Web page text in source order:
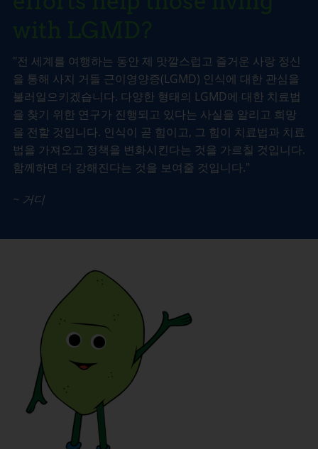
"전 세계를 여행하는 동안 제 맛깔스럽고 즐거운 사랑 정신
을 통해 사지 거들 근이영양증(LGMD) 인식에 대한 관심을
불러일으키겠습니다. 다양한 형태의 LGMD에 대한 치료법
을 찾기 위한 연구가 진행되고 있다는 사실을 알리고 희망
을 전할 것입니다. 인식이 곧 힘이고, 그 힘이 치료법과 치료
법을 가져오고 정책을 변화시킨다는 것을 가르칠 것입니다.
함께하면 더 강해진다는 것을 보여줄 것입니다."
~ 거디